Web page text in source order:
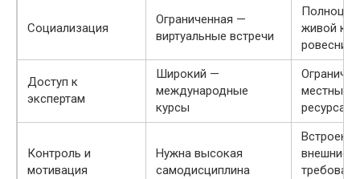
Социализация
Ограниченная —
виртуальные встречи
живой
Доступ к
экспертам
Широкий —
международные
курсы
Ограничен
местными
ресурсами
Контроль и
мотивация
Нужна высокая
самодисциплина
Встроены
внешние